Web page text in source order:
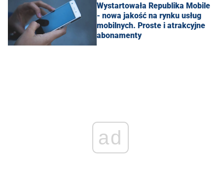
Wystartowała Republika Mobile
- nowa jakość na rynku usług
mobilnych. Proste i atrakcyjne
abonamenty
ad